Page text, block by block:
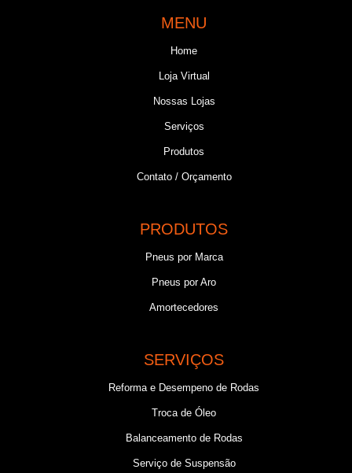
MENU
Home
Loja Virtual
Nossas Lojas
Serviços
Produtos
Contato / Orçamento
PRODUTOS
Pneus por Marca
Pneus por Aro
Amortecedores
SERVIÇOS
Reforma e Desempeno de Rodas
Troca de Óleo
Balanceamento de Rodas
Serviço de Suspensão